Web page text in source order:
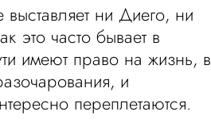
ни Диего, ни
это часто бывает в
имеют право на жизнь, в
и
переплетаются.